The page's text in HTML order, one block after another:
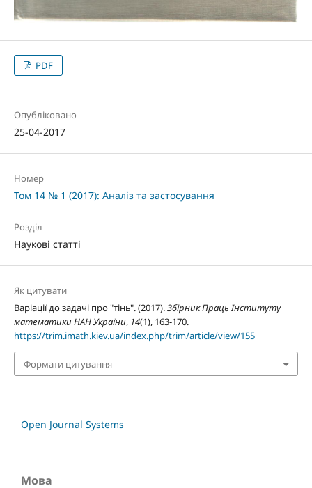
PDF
Опубліковано
25-04-2017
Номер
Том 14 № 1 (2017): Аналіз та застосування
Розділ
Наукові статті
Як цитувати
Варіації до задачі про "тінь". (2017).Збірник Праць Інституту
математики НАН України, 14(1), 163-170.
https://trim.imath.kiev.ua/index.php/trim/article/view/155
Формати цитування
Open Journal Systems
Мова